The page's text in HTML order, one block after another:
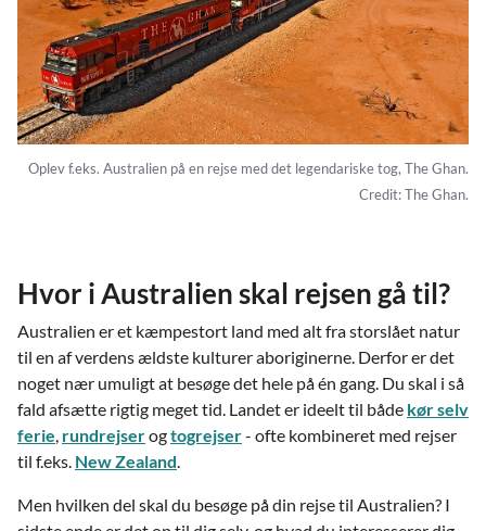
Oplev f.eks. Australien på en rejse med det legendariske tog, The Ghan.
Credit: The Ghan.
Hvor i Australien skal rejsen gå til?
Australien er et kæmpestort land med alt fra storslået natur
til en af verdens ældste kulturer aboriginerne. Derfor er det
noget nær umuligt at besøge det hele på én gang. Du skal i så
fald afsætte rigtig meget tid. Landet er ideelt til både kør selv
ferie rundrejserogtogrejser- ofte kombineret med rejser
til f.eks. New Zealand
Men hvilken del skal du besøge på din rejse til Australien? I